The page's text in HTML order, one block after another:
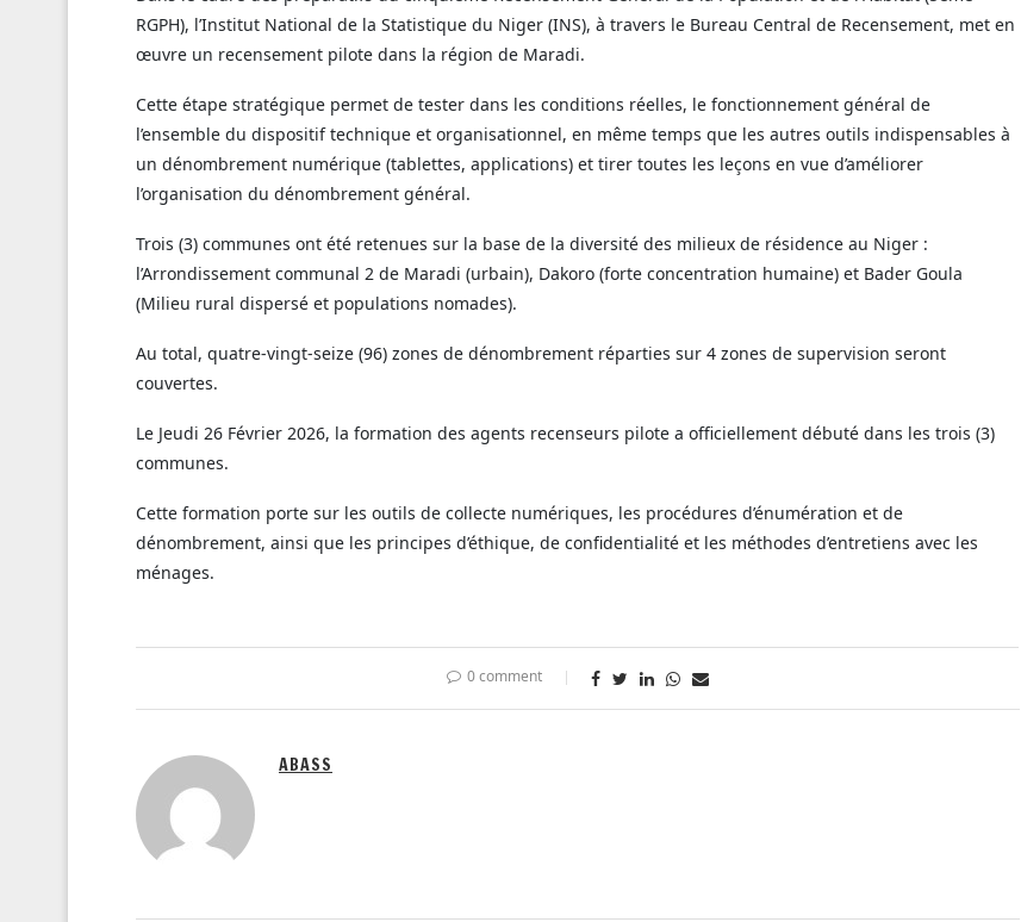
RGPH), l’Institut National de la Statistique du Niger (INS), à travers le Bureau Central de Recensement, met en
œuvre un recensement pilote dans la région de Maradi.
Cette étape stratégique permet de tester dans les conditions réelles, le fonctionnement général de
l’ensemble du dispositif technique et organisationnel, en même temps que les autres outils indispensables à
un dénombrement numérique (tablettes, applications) et tirer toutes les leçons en vue d’améliorer
l’organisation du dénombrement général.
Trois (3) communes ont été retenues sur la base de la diversité des milieux de résidence au Niger :
l’Arrondissement communal 2 de Maradi (urbain), Dakoro (forte concentration humaine) et Bader Goula
(Milieu rural dispersé et populations nomades).
Au total, quatre-vingt-seize (96) zones de dénombrement réparties sur 4 zones de supervision seront
couvertes.
Le Jeudi 26 Février 2026, la formation des agents recenseurs pilote a officiellement débuté dans les trois (3)
communes.
Cette formation porte sur les outils de collecte numériques, les procédures d’énumération et de
dénombrement, ainsi que les principes d’éthique, de confidentialité et les méthodes d’entretiens avec les
ménages.
0 comment
ABASS